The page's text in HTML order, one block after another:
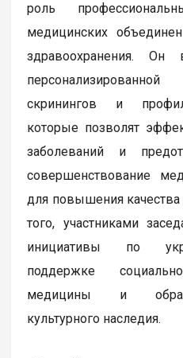
роль
медицинских
здравоохранения. Он
скринингов и
которые позволят
заболеваний и
совершенствование
для повышения
того, участниками
инициативы по
поддержке
медицины и
культурного наследия.